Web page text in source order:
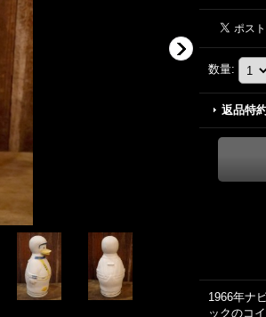
数量:
返品特
1966年ナ
ックのコ